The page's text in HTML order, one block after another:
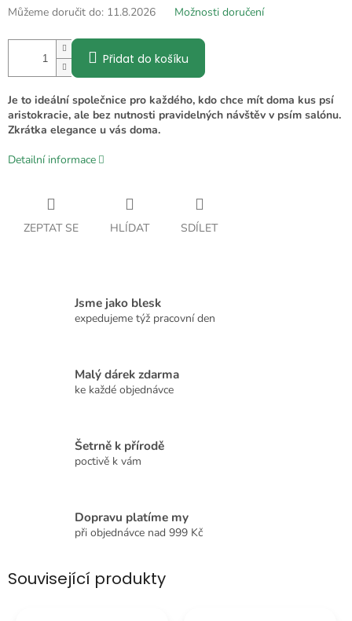
Můžeme doručit do: 11.8.2026 Možnosti doručení
Přidat do košíku
Je to ideální společnice pro každého, kdo chce mít doma kus psí
aristokracie, ale bez nutnosti pravidelných návštěv v psím salónu.
Zkrátka elegance u vás doma.
Detailní informace
ZEPTAT SE HLÍDAT SDÍLET
Jsme jako blesk
expedujeme týž pracovní den
Malý dárek zdarma
ke každé objednávce
Šetrně k přírodě
poctivě k vám
Dopravu platíme my
při objednávce nad 999 Kč
Související produkty